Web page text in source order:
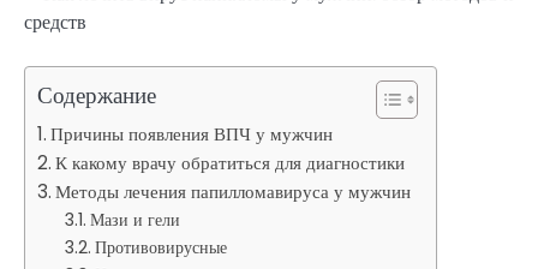
Содержание
Причины появления ВПЧ у мужчин
К какому врачу обратиться для диагностики
Методы лечения папилломавируса у мужчин
Мази и гели
Противовирусные